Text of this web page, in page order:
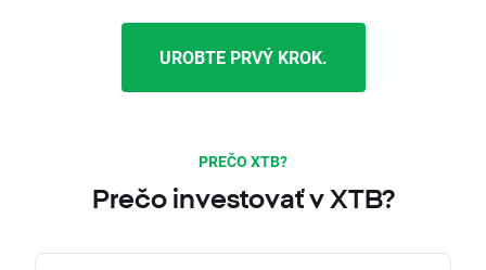
UROBTE PRVÝ KROK.
PREČO XTB?
Prečo investovať v XTB?